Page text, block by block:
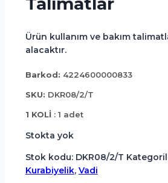
Ürün kullanım ve bakım
alacaktır.
Barkod: 4224600000833
SKU: DKR08/2/T
1 KOLİ : 1 adet
Stokta yok
Stok kodu: DKR08/2/T
Kurabiyelik, Vadi